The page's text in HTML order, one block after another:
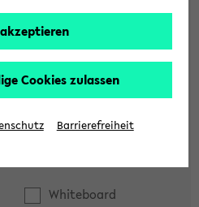
Whiteboard
Cookies zulassen
Barrierefreiheit